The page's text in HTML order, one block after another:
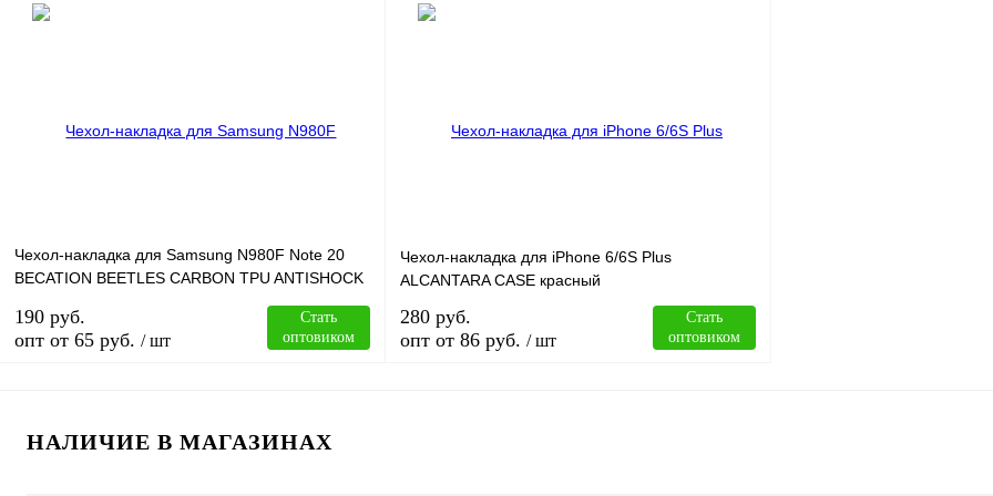
В избранное
В
В избранное
В
Чехол-накладка для Samsung N980F Note 20
BECATION BEETLES CARBON TPU ANTISHOCK
190 руб.
опт от 65 руб. / шт
Стать
оптовиком
В корзину
Чехол-накладка для iPhone 6/6S Plus
ALCANTARA CASE красный
280 руб.
опт от 86 руб. / шт
Стать
оптовиком
НАЛИЧИЕ В МАГАЗИНАХ